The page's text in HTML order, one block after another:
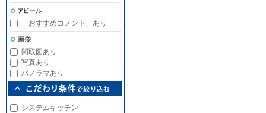
「おすすめコメント」あり
間取図あり
写真あり
パノラマあり
システムキッチン